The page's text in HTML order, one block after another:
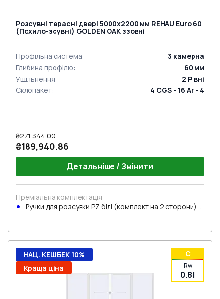
Розсувні терасні двері 5000x2200 мм REHAU Euro 60
(Похило-зсувні) GOLDEN OAK ззовні
Профільна система: 3 камерна
Глибина профілю: 60 мм
Ущільнення: 2 Рівні
Склопакет: 4 CGS - 16 Ar - 4
₴271,344.09
₴189,940.86
Детальніше / Змінити
Преміальна комплектація
Ручки для розсувки PZ білі (комплект на 2 сторони) з
C
Rw
0.81
НАЦ. КЕШБЕК 10%
Краща ціна